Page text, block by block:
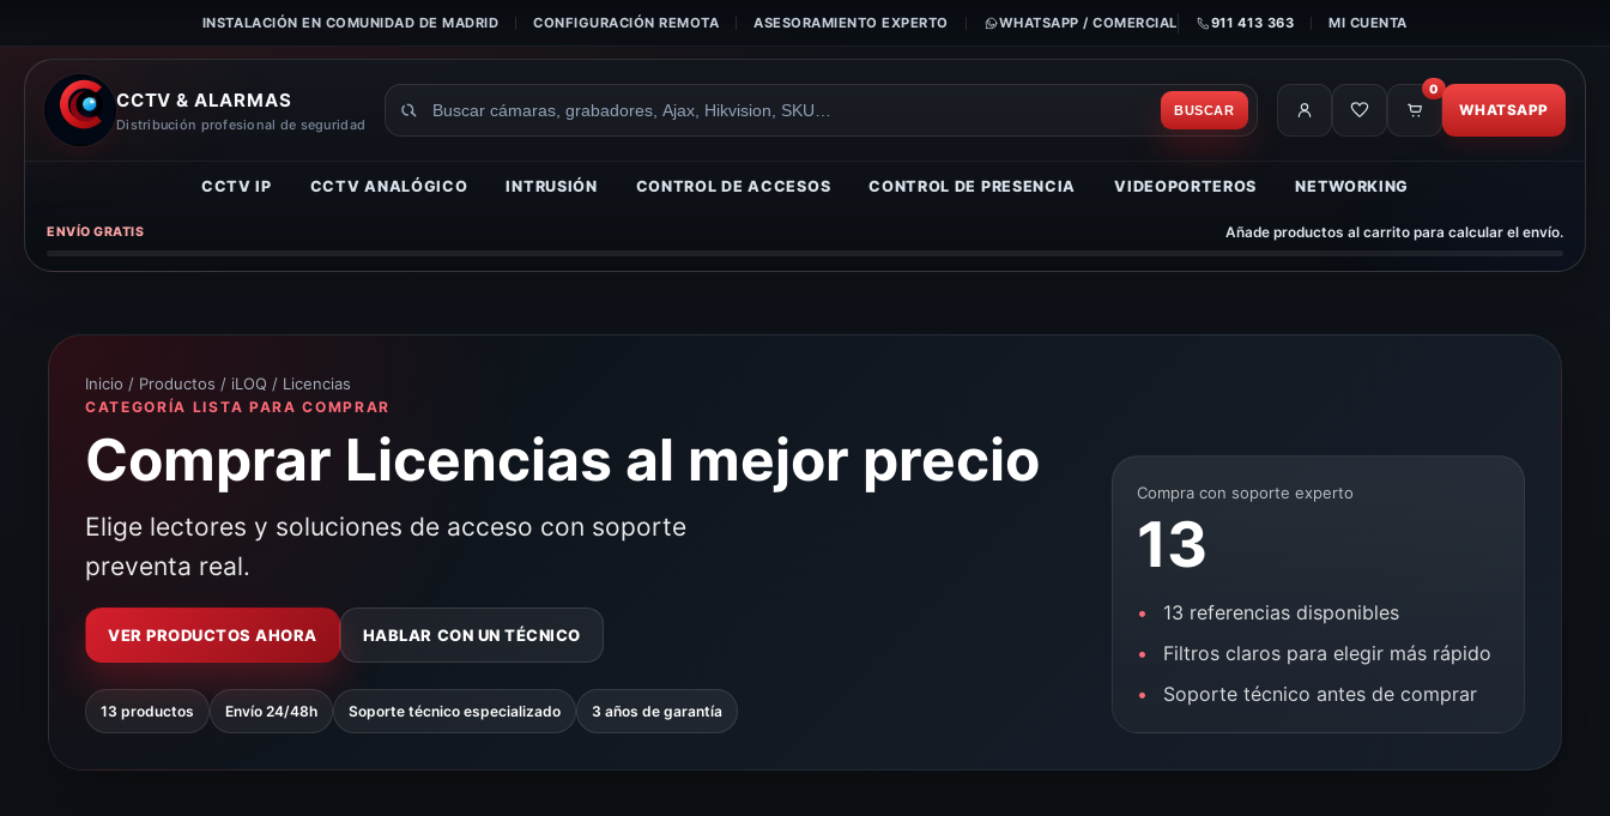
INSTALACIÓN EN COMUNIDAD DE MADRID CONFIGURACIÓN REMOTA ASESORAMIENTO EXPERTO WHATSAPP / COMERCIAL 911 413 363 MI CUENTA
CCTV & ALARMAS
Distribución profesional de seguridad
Buscar
BUSCAR
0
WHATSAPP
CCTV IP CCTV ANALÓGICO INTRUSIÓN CONTROL DE ACCESOS CONTROL DE PRESENCIA VIDEOPORTEROS NETWORKING
ENVÍO GRATIS Añade productos al carrito para calcular el envío.
Inicio / Productos / iLOQ / Licencias
CATEGORÍA LISTA PARA COMPRAR
Comprar Licencias al mejor precio
Elige lectores y soluciones de acceso con soporte
preventa real.
VER PRODUCTOS AHORA HABLAR CON UN TÉCNICO
13 productos Envío 24/48h Soporte técnico especializado 3 años de garantía
Compra con soporte experto
13
13 referencias disponibles
Filtros claros para elegir más rápido
Soporte técnico antes de comprar